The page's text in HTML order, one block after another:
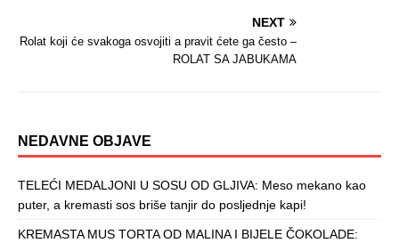
NEXT
Rolat koji će svakoga osvojiti a pravit ćete ga često –
ROLAT SA JABUKAMA
NEDAVNE OBJAVE
TELEĆI MEDALJONI U SOSU OD GLJIVA: Meso mekano kao
puter, a kremasti sos briše tanjir do posljednje kapi!
KREMASTA MUS TORTA OD MALINA I BIJELE ČOKOLADE: